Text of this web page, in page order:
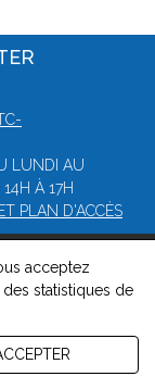
LUNDI AU
À 17H
PLAN D'ACCÈS
Soissons -
-Politique de
acceptez
statistiques de